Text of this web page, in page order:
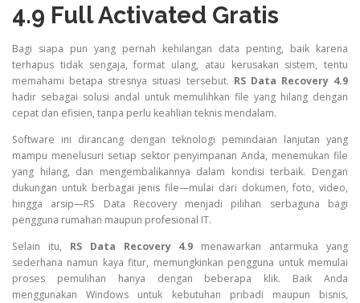
4.9 Full Activated Gratis
Bagi siapa pun yang pernah kehilangan data penting, baik karena
terhapus tidak sengaja, format ulang, atau kerusakan sistem, tentu
memahami betapa stresnya situasi tersebut. RS Data Recovery 4.9
hadir sebagai solusi andal untuk memulihkan file yang hilang dengan
cepat dan efisien, tanpa perlu keahlian teknis mendalam.
Software ini dirancang dengan teknologi pemindaian lanjutan yang
mampu menelusuri setiap sektor penyimpanan Anda, menemukan file
yang hilang, dan mengembalikannya dalam kondisi terbaik. Dengan
dukungan untuk berbagai jenis file—mulai dari dokumen, foto, video,
hingga arsip—RS Data Recovery menjadi pilihan serbaguna bagi
pengguna rumahan maupun profesional IT.
Selain itu, RS Data Recovery 4.9 menawarkan antarmuka yang
sederhana namun kaya fitur, memungkinkan pengguna untuk memulai
proses pemulihan hanya dengan beberapa klik. Baik Anda
menggunakan Windows untuk kebutuhan pribadi maupun bisnis,